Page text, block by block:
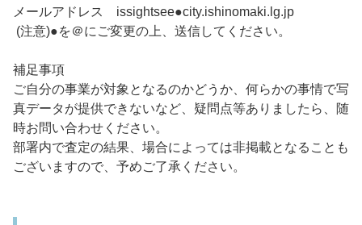
メールアドレス issightsee●city.ishinomaki.lg.jp
(注意)●を＠にご変更の上、送信してください。
補足事項
ご自分の事業が対象となるのかどうか、何らかの事情で写
真データが提供できないなど、疑問点等ありましたら、随
時お問い合わせください。
部署内で査定の結果、場合によっては非掲載となることも
ございますので、予めご了承ください。